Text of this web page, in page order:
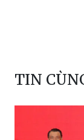
TIN